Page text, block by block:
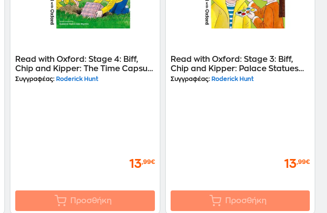
Read with Oxford: Stage 4: Biff,
Chip and Kipper: The Time Capsule
and Other Stories
Συγγραφέας: Roderick Hunt
13,99€
Προσθήκη
Read with Oxford: Stage 3: Biff,
Chip and Kipper: Palace Statues
and Other Stories
Συγγραφέας:Roderick Hunt
13,99€
Προσθήκη